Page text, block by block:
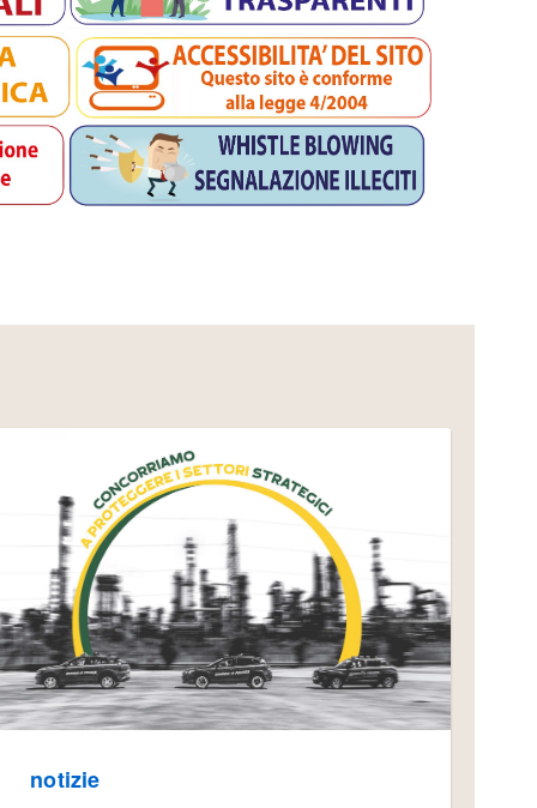
notizie